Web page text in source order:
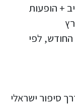
+ הופעות
לפי
סיפור ישראלי